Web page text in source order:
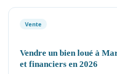
Vente
Vendre un bien loué à
et financiers en 2026